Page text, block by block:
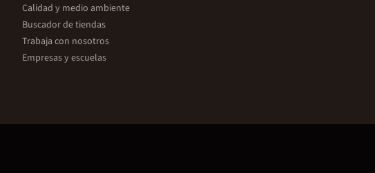
Calidad y medio ambiente
Buscador de tiendas
Trabaja con nosotros
Empresas y escuelas